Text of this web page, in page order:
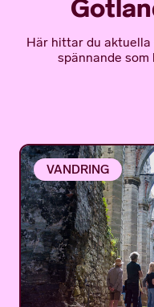
Här hittar du
spännande som
VANDRING